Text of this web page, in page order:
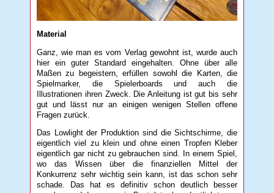
Material
Ganz, wie man es vom Verlag gewohnt ist, wurde auch
hier ein guter Standard eingehalten. Ohne über alle
Maßen zu begeistern, erfüllen sowohl die Karten, die
Spielmarker, die Spielerboards und auch die
Illustrationen ihren Zweck. Die Anleitung ist gut bis sehr
gut und lässt nur an einigen wenigen Stellen offene
Fragen zurück.
Das Lowlight der Produktion sind die Sichtschirme, die
eigentlich viel zu klein und ohne einen Tropfen Kleber
eigentlich gar nicht zu gebrauchen sind. In einem Spiel,
wo das Wissen über die finanziellen Mittel der
Konkurrenz sehr wichtig sein kann, ist das schon sehr
schade. Das hat es definitiv schon deutlich besser